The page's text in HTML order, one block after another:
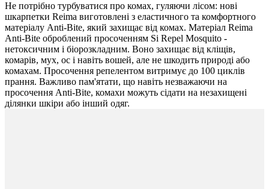
Не потрібно турбуватися про комах, гуляючи лісом: нові
шкарпетки Reima виготовлені з еластичного та комфортного
матеріалу Anti-Bite, який захищає від комах. Матеріал Reima
Anti-Bite оброблений просоченням Si Repel Mosquito -
нетоксичним і біорозкладним. Воно захищає від кліщів,
комарів, мух, ос і навіть вошей, але не шкодить природі або
комахам. Просочення репелентом витримує до 100 циклів
прання. Важливо пам'ятати, що навіть незважаючи на
просочення Anti-Bite, комахи можуть сідати на незахищені
ділянки шкіри або інший одяг.